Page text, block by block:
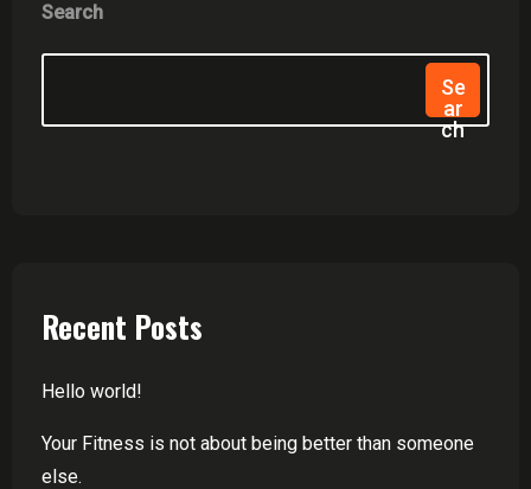
Search
Se
Ar
Ch
Recent Posts
Hello world!
Your Fitness is not about being better than someone
else.